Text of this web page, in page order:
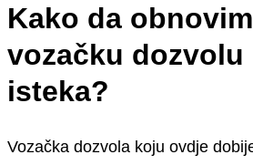
Kako da
vozačku dozvolu
isteka?
Vozačka dozvola koju ovdje